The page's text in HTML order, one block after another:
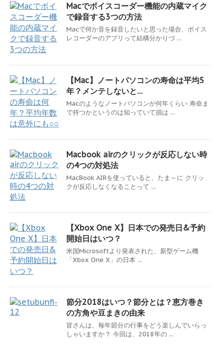
Macでボイスコーダー機能の内蔵マイク
で録音する3つの方法
Macで何か音を録音したいと思った場合、ボイス
レコーダーのアプリって結構分かりづ ...
【Mac】ノートパソコンの寿命は平均5
年？メンテしないと…
Macのようなノートパソコンが何年くらい 寿命ま
で持つかというのは知っていて損は ...
Macbook airのクリックが反応しない時
の4つの対処法
MacBook AIRを使っていると、たま～に クリッ
クが反応しなくなることって ...
【Xbox One X】日本での発売日&予約
開始日はいつ？
米国Microsoftより発表された、新型ゲーム機
「Xbox One X」の日本 ...
節分2018はいつ？節分とは？恵方巻き
の方角や豆まきの由来
皆さんは、毎年節分の行事をどう楽しんでいらっ
しゃいますか？ 今回は、2018年の ...